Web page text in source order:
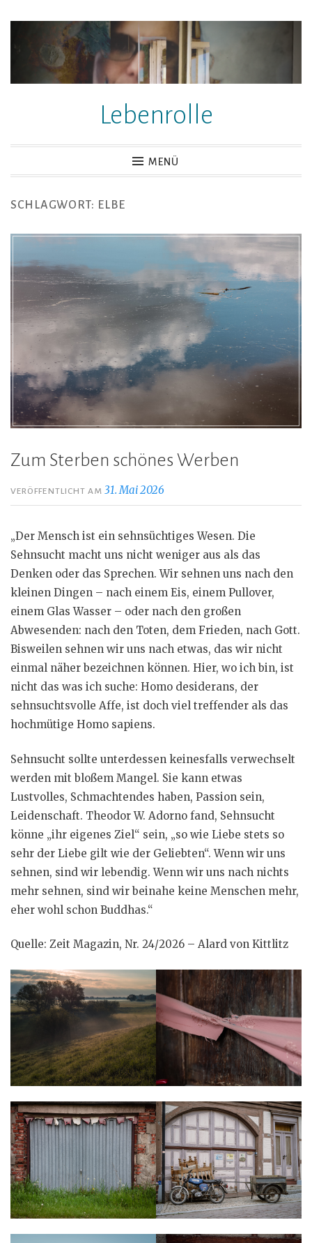
springen
Lebenrolle
MENÜ
SCHLAGWORT: ELBE
Zum Sterben schönes Werben
VERÖFFENTLICHT AM31. Mai 2026
„Der Mensch ist ein sehnsüchtiges Wesen. Die
Sehnsucht macht uns nicht weniger aus als das
Denken oder das Sprechen. Wir sehnen uns nach den
kleinen Dingen – nach einem Eis, einem Pullover,
einem Glas Wasser – oder nach den großen
Abwesenden: nach den Toten, dem Frieden, nach Gott.
Bisweilen sehnen wir uns nach etwas, das wir nicht
einmal näher bezeichnen können. Hier, wo ich bin, ist
nicht das was ich suche: Homo desiderans, der
sehnsuchtsvolle Affe, ist doch viel treffender als das
hochmütige Homo sapiens.
Sehnsucht sollte unterdessen keinesfalls verwechselt
werden mit bloßem Mangel. Sie kann etwas
Lustvolles, Schmachtendes haben, Passion sein,
Leidenschaft. Theodor W. Adorno fand, Sehnsucht
könne „ihr eigenes Ziel“ sein, „so wie Liebe stets so
sehr der Liebe gilt wie der Geliebten“. Wenn wir uns
sehnen, sind wir lebendig. Wenn wir uns nach nichts
mehr sehnen, sind wir beinahe keine Menschen mehr,
eher wohl schon Buddhas.“
Quelle: Zeit Magazin, Nr. 24/2026 – Alard von Kittlitz